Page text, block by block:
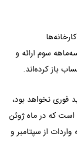
سوم ارائه و
باز کرده‌اند.
فوری نخواهد بود،
است که در ماه ژوئن
از سپتامبر و